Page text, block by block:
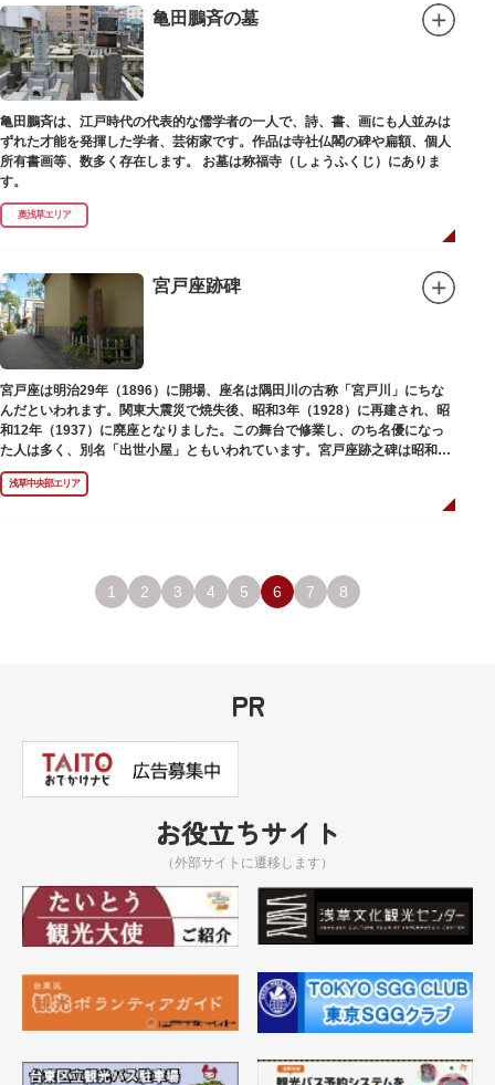
亀田鵬斉の墓
亀田鵬斉は、江戸時代の代表的な儒学者の一人で、詩、書、画にも人並みは
ずれた才能を発揮した学者、芸術家です。作品は寺社仏閣の碑や扁額、個人
所有書画等、数多く存在します。 お墓は称福寺（しょうふくじ）にありま
す。
奥浅草エリア
宮戸座跡碑
宮戸座は明治29年（1896）に開場、座名は隅田川の古称「宮戸川」にちな
んだといわれます。関東大震災で焼失後、昭和3年（1928）に再建され、昭
和12年（1937）に廃座となりました。この舞台で修業し、のち名優になっ
た人は多く、別名「出世小屋」ともいわれています。宮戸座跡之碑は昭和53
年（1978）に建てられました。
浅草中央部エリア
1 2 3 4 5 6 7 8
PR
お役立ちサイト
（外部サイトに遷移します）